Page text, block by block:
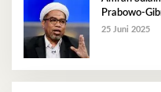
Prabowo-
25 Juni 2025